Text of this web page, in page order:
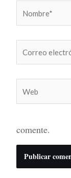
electrónico*
comente.